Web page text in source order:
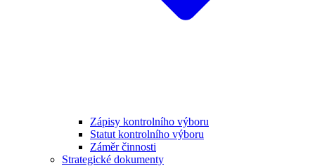
Zápisy kontrolního výboru
Statut kontrolního výboru
Záměr činnosti
Strategické dokumenty